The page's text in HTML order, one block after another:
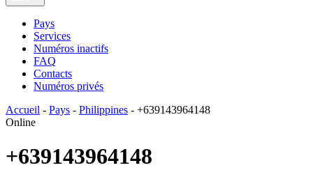
Pays
Services
Numéros inactifs
FAQ
Contacts
Numéros privés
Accueil - Pays - Philippines - +639143964148
Online
+639143964148